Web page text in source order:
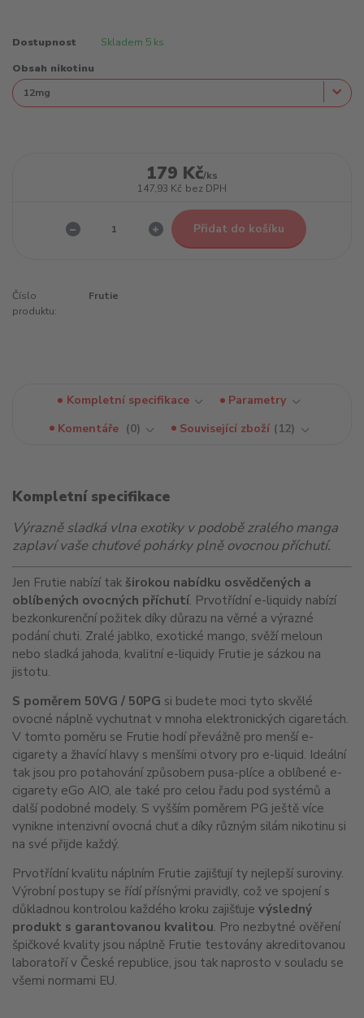
Dostupnost Skladem 5 ks
Obsah nikotinu
179 Kč/ks
147,93 Kč bez DPH
Přidat do košíku
Číslo
produktu:
Frutie
Kompletní specifikace
Parametry
Komentáře
0 Související zboží 12
Kompletní specifikace
Výrazně sladká vlna exotiky v podobě zralého manga
zaplaví vaše chuťové pohárky plně ovocnou příchutí.
Jen Frutie nabízí tak širokou nabídku osvědčených a
oblíbených ovocných příchutí. Prvotřídní e-liquidy nabízí
bezkonkurenční požitek díky důrazu na věrné a výrazné
podání chuti. Zralé jablko, exotické mango, svěží meloun
nebo sladká jahoda, kvalitní e-liquidy Frutie je sázkou na
jistotu.
S poměrem 50VG / 50PG si budete moci tyto skvělé
ovocné náplně vychutnat v mnoha elektronických cigaretách.
V tomto poměru se Frutie hodí převážně pro menší e-
cigarety a žhavící hlavy s menšími otvory pro e-liquid. Ideální
tak jsou pro potahování způsobem pusa-plíce a oblíbené e-
cigarety eGo AIO, ale také pro celou řadu pod systémů a
další podobné modely. S vyšším poměrem PG ještě více
vynikne intenzivní ovocná chuť a díky různým silám nikotinu si
na své přijde každý.
Prvotřídní kvalitu náplním Frutie zajišťují ty nejlepší suroviny.
Výrobní postupy se řídí přísnými pravidly, což ve spojení s
důkladnou kontrolou každého kroku zajišťuje výsledný
produkt s garantovanou kvalitou. Pro nezbytné ověření
špičkové kvality jsou náplně Frutie testovány akreditovanou
laboratoří v České republice, jsou tak naprosto v souladu se
všemi normami EU.